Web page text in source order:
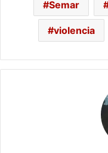
Semar
violencia